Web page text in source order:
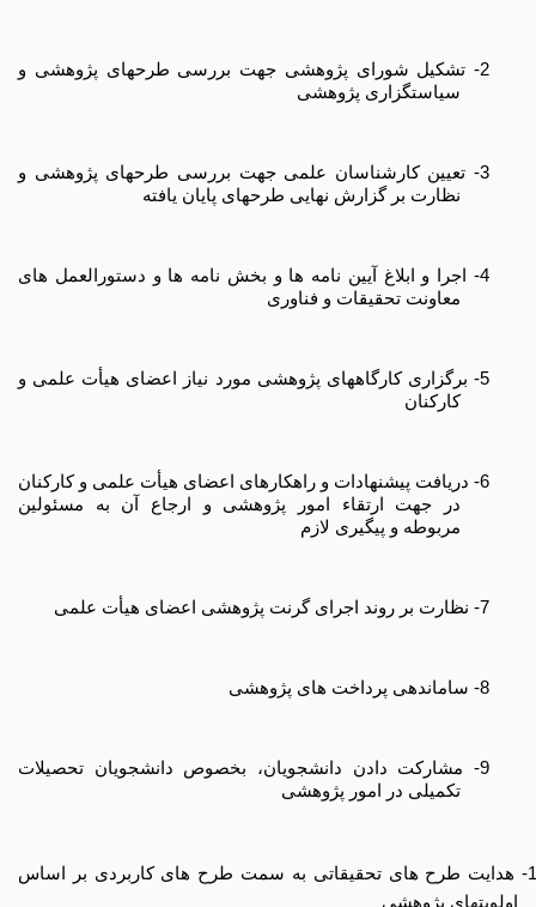
2-
تشکیل شورای پژوهشی جهت بررسی طرحهای پژوهشی و
سیاستگزاری پژوهشی
3-
تعیین کارشناسان علمی جهت بررسی طرحهای پژوهشی و
نظارت بر گزارش نهایی طرحهای پایان یافته
4-
اجرا و ابلاغ آیین نامه ها و بخش نامه ها و دستورالعمل های
معاونت تحقیقات و فناوری
5-
برگزاری کارگاههای پژوهشی مورد نیاز اعضای هیأت علمی و
کارکنان
6-
دریافت پیشنهادات و راهکارهای اعضای هیأت علمی و کارکنان
در جهت ارتقاء امور پژوهشی و ارجاع آن به مسئولین
مربوطه و پیگیری لازم
7- نظارت بر روند اجرای گرنت پژوهشی اعضای هیأت علمی
8- ساماندهی پرداخت های پژوهشی
9-
مشارکت دادن دانشجویان، بخصوص دانشجویان تحصیلات
تکمیلی در امور پژوهشی
هدایت طرح های تحقیقاتی به سمت طرح های کاربردی بر اساس
اولویتهای پژوهشی